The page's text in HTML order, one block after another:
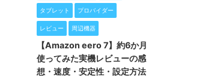
タブレット プロバイダー
レビュー 周辺機器
【Amazon eero 7】約6か月
使ってみた実機レビューの感
想・速度・安定性・設定方法